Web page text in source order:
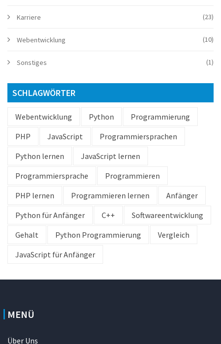
Karriere (23)
Webentwicklung (10)
Sonstiges (1)
SCHLAGWÖRTER
Webentwicklung Python
Programmierung
PHP
JavaScript
Programmiersprachen
Python lernen
JavaScript lernen
Programmiersprache
Programmieren
PHP lernen
Programmieren lernen
Anfänger
Python für Anfänger
C++
Softwareentwicklung
Gehalt
Python Programmierung
Vergleich
JavaScript für Anfänger
MENÜ
Über Uns